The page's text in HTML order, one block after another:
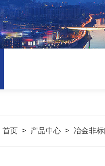
首页> 产品中心> 冶金非标